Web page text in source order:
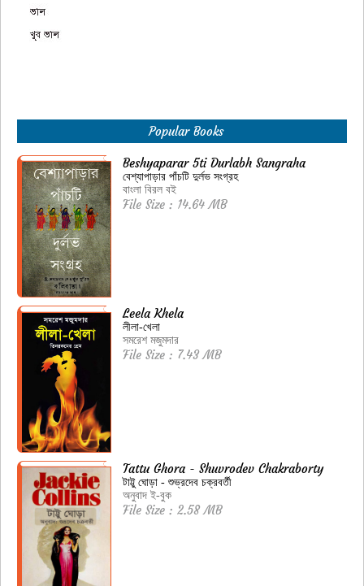
Popular Books
Beshyaparar 5ti Durlabh Sangraha
বেশ্যাপাড়ার পাঁচটি দুর্লভ সংগ্রহ
বাংলা বিরল বই
File Size : 14.64 MB
Leela Khela
লীলা-খেলা
সমরেশ মজুমদার
File Size : 7.43 MB
Tattu Ghora - Shuvrodev Chakraborty
টাট্টু ঘোড়া - শুভ্রদেব চক্রবর্তী
অনুবাদ ই-বুক
File Size : 2.58 MB